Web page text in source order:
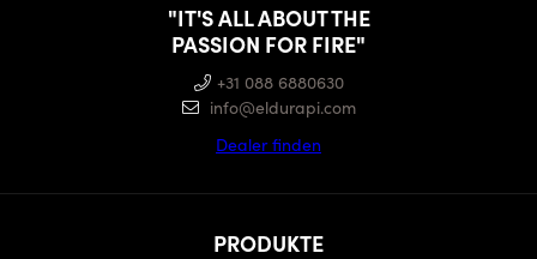
"IT'S ALL ABOUT THE
PASSION FOR FIRE"
+31 088 6880630
info@eldurapi.com
Dealer finden
PRODUKTE